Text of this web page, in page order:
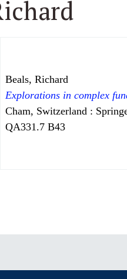
Beals, Richard
Explorations in complex
Cham, Switzerland :
QA331.7 B43
Roland